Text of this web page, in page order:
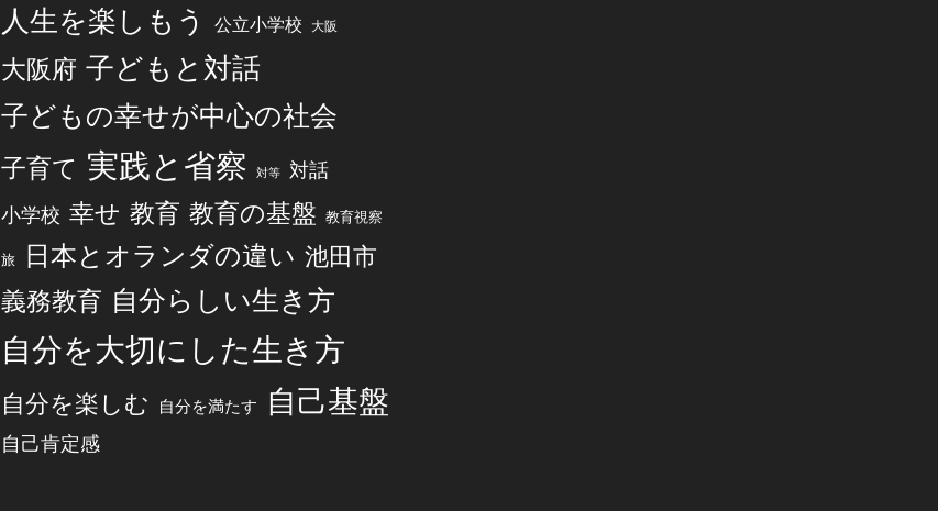
人生を楽しもう 公立小学校 大阪
大阪府 子どもと対話
子どもの幸せが中心の社会
子育て 実践と省察 対等 対話
小学校 幸せ 教育 教育の基盤 教育視察
旅 日本とオランダの違い 池田市
義務教育 自分らしい生き方
自分を大切にした生き方
自分を楽しむ 自分を満たす 自己基盤
自己肯定感